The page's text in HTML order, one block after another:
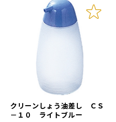
クリーンしょう油差し ＣＳ
－１０ ライトブルー